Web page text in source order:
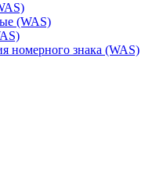
(WAS)
номерного знака (WAS)